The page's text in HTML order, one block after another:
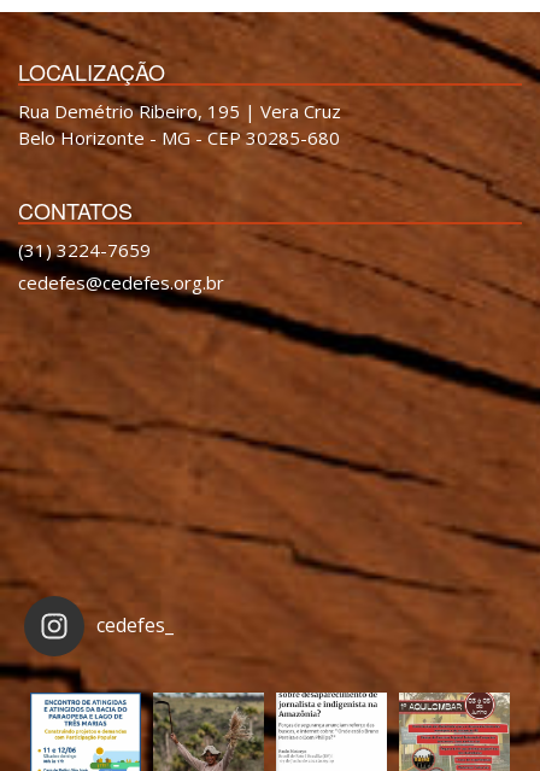
LOCALIZAÇÃO
Rua Demétrio Ribeiro, 195 | Vera Cruz
Belo Horizonte - MG - CEP 30285-680
CONTATOS
(31) 3224-7659
cedefes@cedefes.org.br
cedefes_